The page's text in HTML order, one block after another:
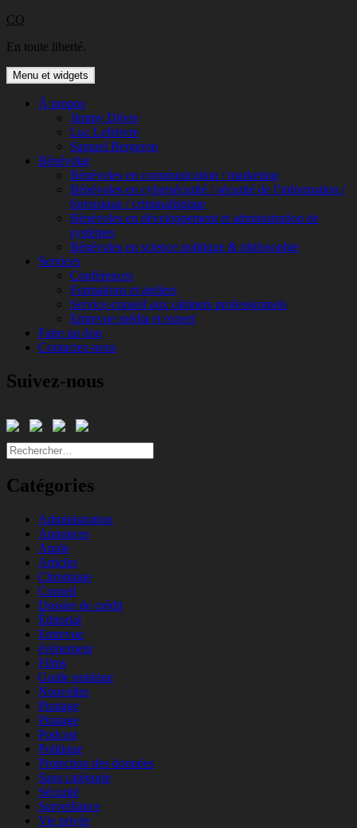
Aller
contenu
CQ
En toute liberté.
Menu et widgets
À propos
Jimmy Djivre
Luc Lefebvre
Samuel Bergeron
Bénévolat
Bénévoles en communication / marketing
Bénévoles en cybersécurité / sécurité de l’information /
forensique / criminalistique
Bénévoles en développement et administration de
systèmes
Bénévoles en science politique & philosophie
Services
Conférences
Formations et ateliers
Service-conseil aux cabinets professionnels
Entrevue média et expert
Faire un don
Contactez-nous
Suivez-nous
Rechercher :
Catégories
Administration
Annonces
Apple
Articles
Chronique
Conseil
Dossier de crédit
Éditorial
Entrevue
événement
Films
Guide pratique
Nouvelles
Piratage
Piratage
Podcast
Politique
Protection des données
Sans catégorie
Sécurité
Surveillance
Vie privée